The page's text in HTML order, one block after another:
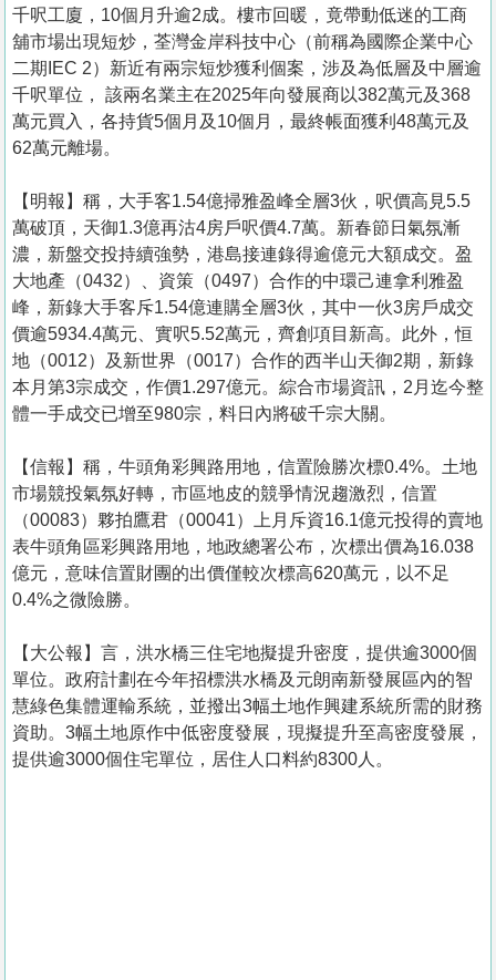
千呎工廈，10個月升逾2成。樓市回暖，竟帶動低迷的工商
舖市場出現短炒，荃灣金岸科技中心（前稱為國際企業中心
二期IEC 2）新近有兩宗短炒獲利個案，涉及為低層及中層逾
千呎單位， 該兩名業主在2025年向發展商以382萬元及368
萬元買入，各持貨5個月及10個月，最終帳面獲利48萬元及
62萬元離場。
【明報】稱，大手客1.54億掃雅盈峰全層3伙，呎價高見5.5
萬破頂，天御1.3億再沽4房戶呎價4.7萬。新春節日氣氛漸
濃，新盤交投持續強勢，港島接連錄得逾億元大額成交。盈
大地產（0432）、資策（0497）合作的中環己連拿利雅盈
峰，新錄大手客斥1.54億連購全層3伙，其中一伙3房戶成交
價逾5934.4萬元、實呎5.52萬元，齊創項目新高。此外，恒
地（0012）及新世界（0017）合作的西半山天御2期，新錄
本月第3宗成交，作價1.297億元。綜合市場資訊，2月迄今整
體一手成交已增至980宗，料日內將破千宗大關。
【信報】稱，牛頭角彩興路用地，信置險勝次標0.4%。土地
市場競投氣氛好轉，市區地皮的競爭情況趨激烈，信置
（00083）夥拍鷹君（00041）上月斥資16.1億元投得的賣地
表牛頭角區彩興路用地，地政總署公布，次標出價為16.038
億元，意味信置財團的出價僅較次標高620萬元，以不足
0.4%之微險勝。
【大公報】言，洪水橋三住宅地擬提升密度，提供逾3000個
單位。政府計劃在今年招標洪水橋及元朗南新發展區內的智
慧綠色集體運輸系統，並撥出3幅土地作興建系統所需的財務
資助。3幅土地原作中低密度發展，現擬提升至高密度發展，
提供逾3000個住宅單位，居住人口料約8300人。